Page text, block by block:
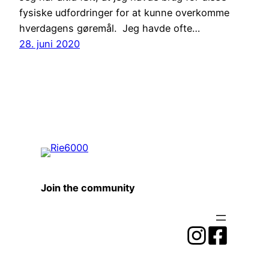
fysiske udfordringer for at kunne overkomme
hverdagens gøremål. Jeg havde ofte…
28. juni 2020
Join the community